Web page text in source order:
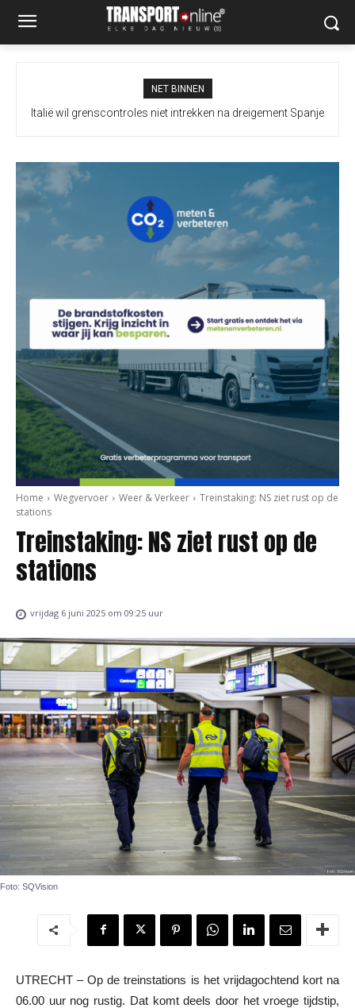
NET BINNEN
Italië wil grenscontroles niet intrekken na dreigement Spanje
Home Wegvervoer Weer & Verkeer
Treinstaking: NS ziet rust op de
stations
Treinstaking: NS ziet rust op de
stations
vrijdag 6 juni 2025 om 09:25 uur
Foto: SQVision
UTRECHT – Op de treinstations is het vrijdagochtend kort na
06.00 uur nog rustig. Dat komt deels door het vroege tijdstip,